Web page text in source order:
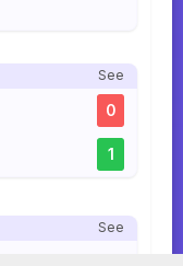
See
0
1
See